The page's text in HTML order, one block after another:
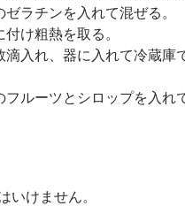
ラチンを入れて混ぜる。
け粗熱を取る。
入れ、器に入れて冷蔵庫
ルーツとシロップを入れ
いけません。